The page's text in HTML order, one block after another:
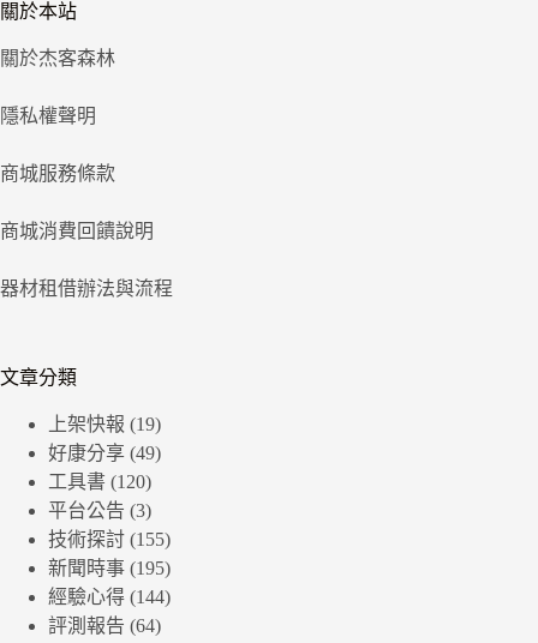
關於本站
關於杰客森林
隱私權聲明
商城服務條款
商城消費回饋說明
器材租借辦法與流程
文章分類
上架快報 (19)
好康分享 (49)
工具書 (120)
平台公告 (3)
技術探討 (155)
新聞時事 (195)
經驗心得 (144)
評測報告 (64)